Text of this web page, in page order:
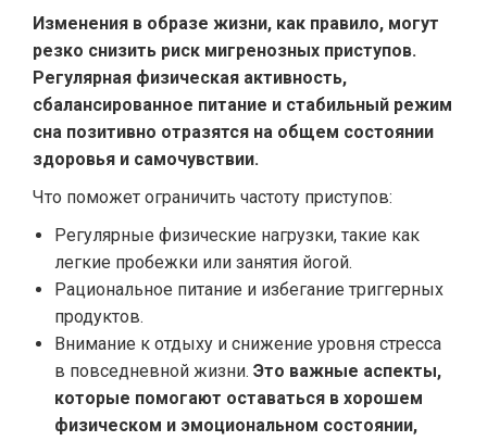
Изменения в образе жизни, как правило, могут
резко снизить риск мигренозных приступов.
Регулярная физическая активность,
сбалансированное питание и стабильный режим
сна позитивно отразятся на общем состоянии
здоровья и самочувствии.
Что поможет ограничить частоту приступов:
Регулярные физические нагрузки, такие как
легкие пробежки или занятия йогой.
Рациональное питание и избегание триггерных
продуктов.
Внимание к отдыху и снижение уровня стресса
в повседневной жизни. Это важные аспекты,
которые помогают оставаться в хорошем
физическом и эмоциональном состоянии,